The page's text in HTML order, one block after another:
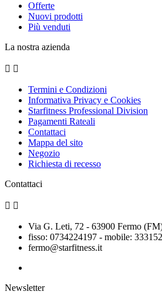
Offerte
Nuovi prodotti
Più venduti
La nostra azienda
 
Termini e Condizioni
Informativa Privacy e Cookies
Starfitness Professional Division
Pagamenti Rateali
Contattaci
Mappa del sito
Negozio
Richiesta di recesso
Contattaci
 
Via G. Leti, 72 - 63900 Fermo
fisso: 0734224197 - mobile:
fermo@starfitness.it
Newsletter